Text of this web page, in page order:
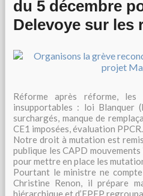
du 5 décembre
Delevoye sur les
Réforme après réforme,
insupportables : loi Blanquer
surchargés, manque de
CE1 imposées, évaluation
Notre droit à mutation est
publique les CAPD
pour mettre en place les
Pourtant le ministre ne
Christine Renon, il prépare
hiérarchique et d’EPEP